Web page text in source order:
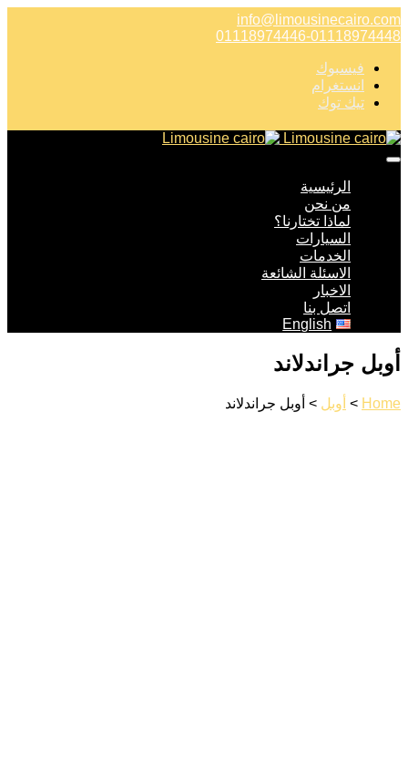
info@limousinecairo.com
01118974446-01118974448
فيسبوك
انستغرام
تيك توك
الرئيسية
من نحن
لماذا تختارنا؟
السيارات
الخدمات
الاسئلة الشائعة
الاخبار
اتصل بنا
English
أوبل جراندلاند
Home
> أوبل > أوبل جراندلاند